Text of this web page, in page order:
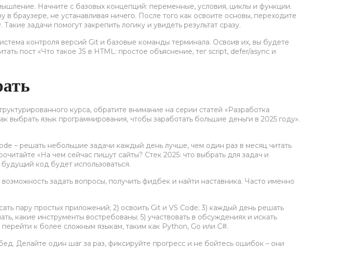
Начните с базовых концепций: переменные, условия, циклы и функции.
браузере, не устанавливая ничего. После того как освоите основы, переходите
задачи помогут закрепить логику и увидеть результат сразу.
контроля версий Git и базовые команды терминала. Освоив их, вы будете
пост «Что такое JS в HTML: простое объяснение, тег script, defer/async и
курса, обратите внимание на серии статей «Разработка
язык программирования, чтобы заработать большие деньги в 2025 году».
– решать небольшие задачи каждый день лучше, чем один раз в месяц читать
«На чем сейчас пишут сайты? Стек 2025: что выбрать для задач и
код будет использоваться.
задать вопросы, получить фидбек и найти наставника. Часто именно
пару простых приложений; 2) освоить Git и VS Code; 3) каждый день решать
какие инструменты востребованы; 5) участвовать в обсуждениях и искать
к более сложным языкам, таким как Python, Go или C#.
Делайте один шаг за раз, фиксируйте прогресс и не бойтесь ошибок – они